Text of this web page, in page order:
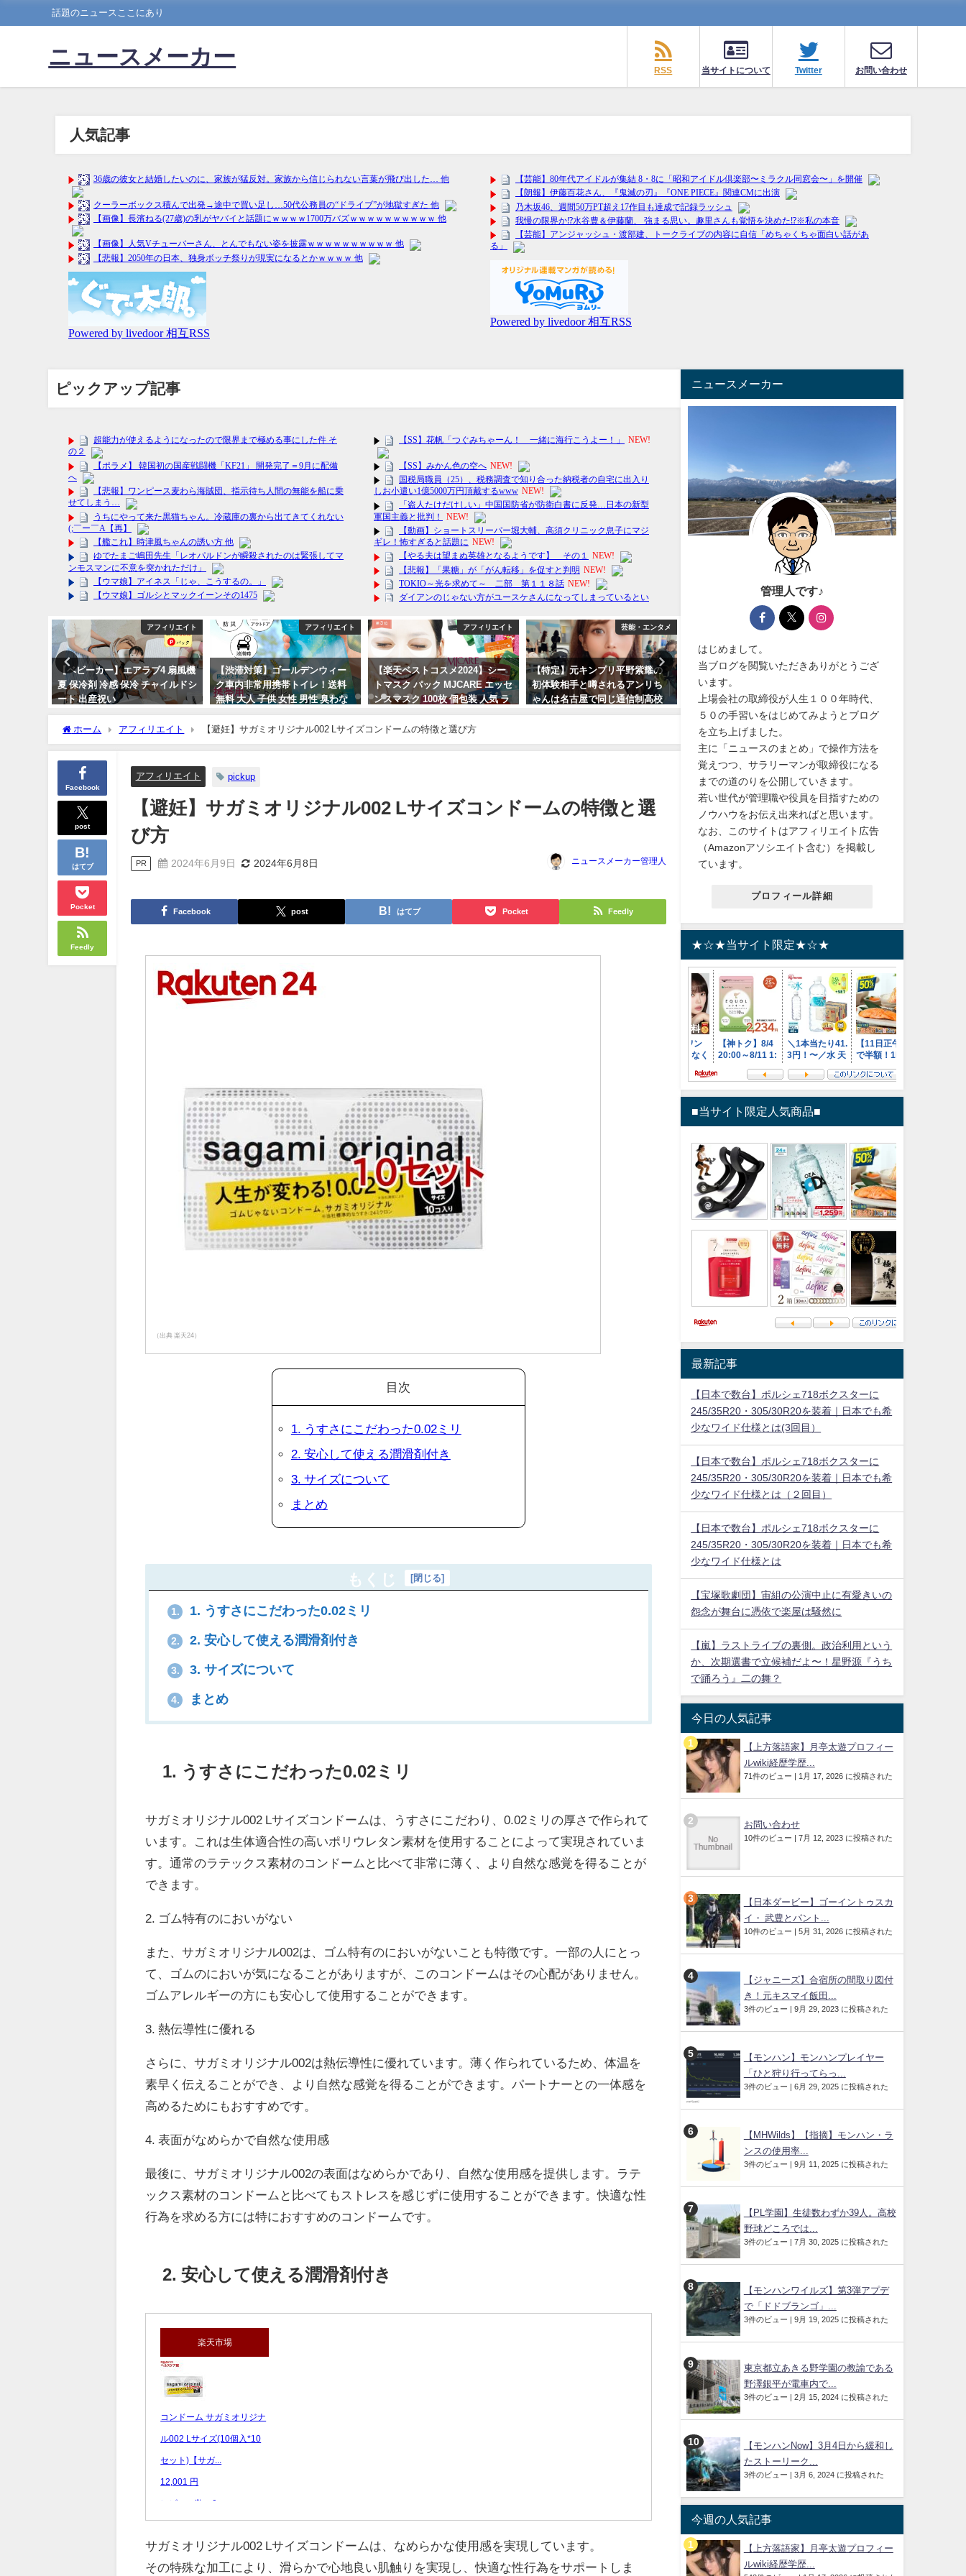
話題のニュースここにあり
ニュースメーカー
RSS 当サイトについて Twitter お問い合わせ
人気記事
ピックアップ記事
アフィリエイト
【ベビーカー】エアラブ4 扇風機
夏 保冷剤 冷感 保冷 チャイルドシ
ート 出産祝い
アフィリエイト
【渋滞対策】ゴールデンウィー
ク車内非常用携帯トイレ！送料
無料 大人 子供 女性 男性 臭わな
い 使い捨て 固まる 簡易トイレ
2024年4月30日
アフィリエイト
【楽天ベストコスメ2024】シー
トマスク パック MJCARE エッセ
ンスマスク 100枚 個包装 人気 ラ
ンキング 韓国
2024年4月12日
芸能・エンタメ
【特定】元キンプリ平野紫耀の
初体験相手と噂されるアンリち
ゃんは名古屋で同じ通信制高校
の水越安里と判明！
アフィリエイト
【最安値】獣医師オススメ！肉
球シール。フローリングの滑り
止めに抜群の効果！フットパッ
ド 肉球ケア すべり止め 保護 年
寄り 老犬
2024年3月17日
【正規品｜送料無料｜公式
アイラッシュ コンディショ
グセラム 5ml まつ毛美容液
ホーム アフィリエイト 【避妊】サガミオリジナル002 Lサイズコンドームの特徴と選び方
Facebook
post
はてブ
Pocket
Feedly
アフィリエイト pickup
【避妊】サガミオリジナル002 Lサイズコンドームの特徴と選
び方
PR 2024年6月9日 2024年6月8日 ニュースメーカー管理人
Facebook post はてブ Pocket Feedly
（出典 楽天24）
目次
1. うすさにこだわった0.02ミリ
2. 安心して使える潤滑剤付き
3. サイズについて
まとめ
もくじ [閉じる]
1. 1. うすさにこだわった0.02ミリ
2. 2. 安心して使える潤滑剤付き
3. 3. サイズについて
4. まとめ
1. うすさにこだわった0.02ミリ
サガミオリジナル002 Lサイズコンドームは、うすさにこだわり、0.02ミリの厚さで作られて
います。これは生体適合性の高いポリウレタン素材を使用することによって実現されていま
す。通常のラテックス素材のコンドームと比べて非常に薄く、より自然な感覚を得ることが
できます。
2. ゴム特有のにおいがない
また、サガミオリジナル002は、ゴム特有のにおいがないことも特徴です。一部の人にとっ
て、ゴムのにおいが気になることがありますが、このコンドームはその心配がありません。
ゴムアレルギーの方にも安心して使用することができます。
3. 熱伝導性に優れる
さらに、サガミオリジナル002は熱伝導性に優れています。薄く作られているため、体温を
素早く伝えることができ、より自然な感覚を得ることができます。パートナーとの一体感を
高めるためにもおすすめです。
4. 表面がなめらかで自然な使用感
最後に、サガミオリジナル002の表面はなめらかであり、自然な使用感を提供します。ラテ
ックス素材のコンドームと比べてもストレスを感じずに使用することができます。快適な性
行為を求める方には特におすすめのコンドームです。
2. 安心して使える潤滑剤付き
楽天市場
コンドーム サガミオリジナ
ル002 Lサイズ(10個入*10
セット)【サガ...
12,001 円
レビュー数：0
サガミオリジナル002 Lサイズコンドームは、なめらかな使用感を実現しています。
その特殊な加工により、滑らかで心地良い肌触りを実現し、快適な性行為をサポートしま
ニュースメーカー
管理人です♪
はじめまして。
当ブログを閲覧いただきありがとうござ
います。
上場会社の取締役が人生１００年時代、
５０の手習いをはじめてみようとブログ
を立ち上げました。
主に「ニュースのまとめ」で操作方法を
覚えつつ、サラリーマンが取締役になる
までの道のりを公開していきます。
若い世代が管理職や役員を目指すための
ノウハウをお伝え出来ればと思います。
なお、このサイトはアフィリエイト広告
（Amazonアソシエイト含む）を掲載し
ています。
プロフィール詳細
★☆★当サイト限定★☆★
■当サイト限定人気商品■
最新記事
【日本で数台】ポルシェ718ボクスターに
245/35R20・305/30R20を装着｜日本でも希
少なワイド仕様とは(3回目）
【日本で数台】ポルシェ718ボクスターに
245/35R20・305/30R20を装着｜日本でも希
少なワイド仕様とは（２回目）
【日本で数台】ポルシェ718ボクスターに
245/35R20・305/30R20を装着｜日本でも希
少なワイド仕様とは
【宝塚歌劇団】宙組の公演中止に有愛きいの
怨念が舞台に憑依で楽屋は騒然に
【嵐】ラストライブの裏側。政治利用という
か、次期選書で立候補だよ〜！星野源『うち
で踊ろう』二の舞？
今日の人気記事
【上方落語家】月亭太遊プロフィー
ルwiki経歴学歴...
71件のビュー | 1月 17, 2026 に投稿された
お問い合わせ
10件のビュー | 7月 12, 2023 に投稿された
【日本ダービー】ゴーイントゥスカ
イ・ 武豊とパント...
10件のビュー | 5月 31, 2026 に投稿された
【ジャニーズ】合宿所の間取り図付
き！元キスマイ飯田...
3件のビュー | 9月 29, 2023 に投稿された
【モンハン】モンハンプレイヤー
「ひと狩り行ってらっ...
3件のビュー | 6月 29, 2025 に投稿された
【MHWilds】【指摘】モンハン・ラ
ンスの使用率...
3件のビュー | 9月 11, 2025 に投稿された
【PL学園】生徒数わずか39人。高校
野球どころでは...
3件のビュー | 7月 30, 2025 に投稿された
【モンハンワイルズ】第3弾アプデ
で「ドドブランゴ」...
3件のビュー | 9月 19, 2025 に投稿された
東京都立あきる野学園の教諭である
野澤銀平が電車内で...
3件のビュー | 2月 15, 2024 に投稿された
【モンハンNow】3月4日から緩和し
たストーリーク...
3件のビュー | 3月 6, 2024 に投稿された
今週の人気記事
【上方落語家】月亭太遊プロフィー
ルwiki経歴学歴...